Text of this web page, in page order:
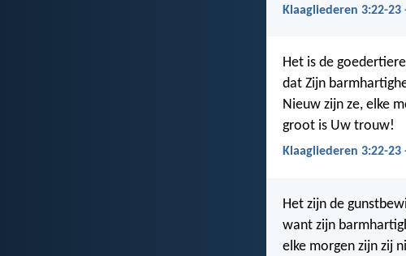
Klaagliederen 3:22-23
Het is de
dat Zijn
Nieuw zijn ze, elke
groot is Uw trouw!
Klaagliederen 3:22-23
Het zijn de
want zijn
elke morgen zijn zij